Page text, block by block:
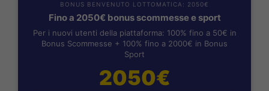
BONUS BENVENUTO LOTTOMATICA: 2050€
Fino a 2050€ bonus scommesse e sport
Per i nuovi utenti della piattaforma: 100% fino a 50€ in
Bonus Scommesse + 100% fino a 2000€ in Bonus
Sport
2050€